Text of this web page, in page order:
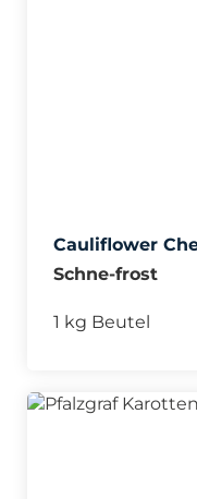
Cauliflower
Schne-frost
1 kg Beutel